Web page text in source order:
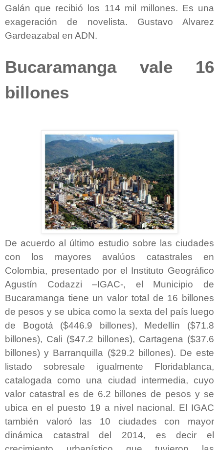
Galán que recibió los 114 mil millones. Es una
exageración de novelista. Gustavo Alvarez
Gardeazabal en ADN.
Bucaramanga vale 16
billones
De acuerdo al último estudio sobre las ciudades
con los mayores avalúos catastrales en
Colombia, presentado por el Instituto Geográfico
Agustín Codazzi –IGAC-, el Municipio de
Bucaramanga tiene un valor total de 16 billones
de pesos y se ubica como la sexta del país luego
de Bogotá ($446.9 billones), Medellín ($71.8
billones), Cali ($47.2 billones), Cartagena ($37.6
billones) y Barranquilla ($29.2 billones). De este
listado sobresale igualmente Floridablanca,
catalogada como una ciudad intermedia, cuyo
valor catastral es de 6.2 billones de pesos y se
ubica en el puesto 19 a nivel nacional. El IGAC
también valoró las 10 ciudades con mayor
dinámica catastral del 2014, es decir el